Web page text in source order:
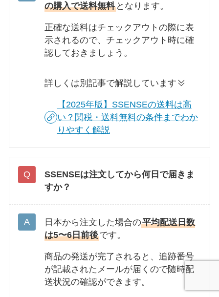
の購入で送料無料となります。
正確な送料はチェックアウトの際に表
示されるので、チェックアウト時に確
認しておきましょう。
詳しくは別記事で解説しています
【2025年版】SSENSEの送料は高
い？関税・送料無料の条件までわか
りやすく解説
SSENSEは注文してから何日で届きま
すか？
日本から注文した場合の平均配送日数
は5〜6日前後です。
商品の発送が完了されると、追跡番号
が記載されたメールが届くので随時配
送状況の確認ができます。